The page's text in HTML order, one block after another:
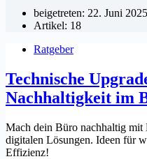
beigetreten: 22. Juni 2025
Artikel: 18
Ratgeber
Technische
Nachhaltigkeit im
Mach dein Büro nachhaltig mit
digitalen Lösungen. Ideen für
Effizienz!